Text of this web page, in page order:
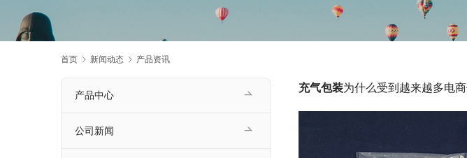
首页 新闻动态 产品资讯
充气包装为什么受到越来越多电
产品中心
公司新闻